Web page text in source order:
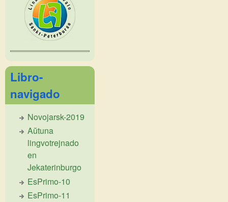
Libro-
navigado
Novojarsk-2019
Aŭtuna
lingvotrejnado
en
Jekaterinburgo
EsPrimo-10
EsPrimo-11